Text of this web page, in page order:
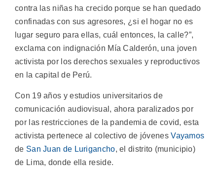
contra las niñas ha crecido porque se han quedado
confinadas con sus agresores, ¿si el hogar no es
lugar seguro para ellas, cuál entonces, la calle?”,
exclama con indignación Mía Calderón, una joven
activista por los derechos sexuales y reproductivos
en la capital de Perú.
Con 19 años y estudios universitarios de
comunicación audiovisual, ahora paralizados por
por las restricciones de la pandemia de covid, esta
activista pertenece al colectivo de jóvenesVayamos
de San Juan de Lurigancho, el distrito (municipio)
de Lima, donde ella reside.